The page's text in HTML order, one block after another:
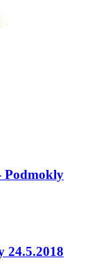
Podmokly
24.5.2018